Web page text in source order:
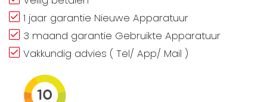
1 jaar garantie Nieuwe Apparatuur
3 maand garantie Gebruikte Apparatuur
Vakkundig advies ( Tel/ App/ Mail )